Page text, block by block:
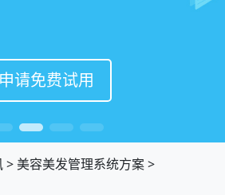
申请免费试用
申请免费试用
申请免费试用
申请免费试用
>美容美发管理系统方案>